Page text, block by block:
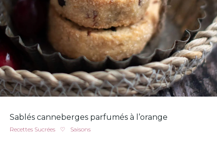
Sablés canneberges parfumés à l’orange
Recettes Sucrées ♡ Saisons